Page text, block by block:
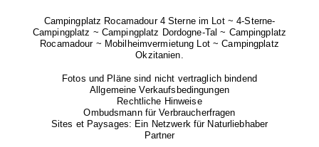
Campingplatz Rocamadour 4 Sterne im Lot ~ 4-Sterne-
Campingplatz ~ Campingplatz Dordogne-Tal ~ Campingplatz
Rocamadour ~ Mobilheimvermietung Lot ~ Campingplatz
Okzitanien.
Fotos und Pläne sind nicht vertraglich bindend
Allgemeine Verkaufsbedingungen
Rechtliche Hinweise
Ombudsmann für Verbraucherfragen
Sites et Paysages: Ein Netzwerk für Naturliebhaber
Partner